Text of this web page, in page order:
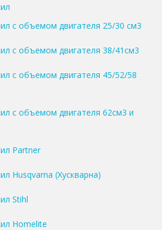
с объемом двигателя 25/30 см3
с объемом двигателя 38/41см3
с объемом двигателя 45/52/58
с объемом двигателя 62см3 и
Partner
Husqvarna (Хускварна)
Stihl
Homelite